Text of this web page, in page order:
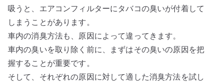
吸うと、エアコンフィルターにタバコの臭いが付着して
しまうことがあります。
車内の消臭方法も、原因によって違ってきます。
車内の臭いを取り除く前に、まずはその臭いの原因を把
握することが重要です。
そして、それぞれの原因に対して適した消臭方法を試し